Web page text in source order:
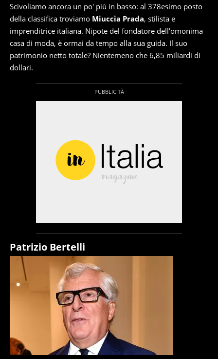
Scivoliamo ancora un po' più in basso: al 378esimo posto
della classifica troviamo Miuccia Prada, stilista e
imprenditrice italiana. Nipote del fondatore dell'omonima
casa di moda, è ormai da tempo alla sua guida. Il suo
patrimonio netto totale? Nientemeno che 6,85 miliardi di
dollari.
Patrizio Bertelli